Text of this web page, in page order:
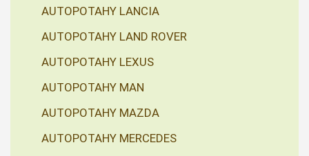
AUTOPOTAHY LANCIA
AUTOPOTAHY LAND ROVER
AUTOPOTAHY LEXUS
AUTOPOTAHY MAN
AUTOPOTAHY MAZDA
AUTOPOTAHY MERCEDES